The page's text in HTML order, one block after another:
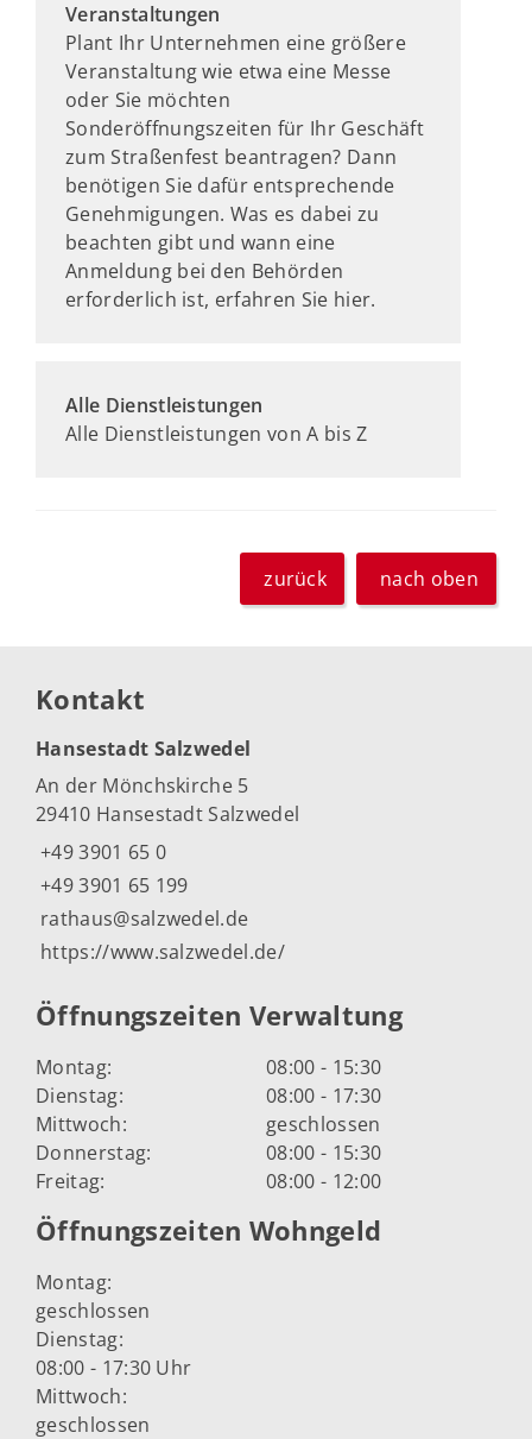
Veranstaltungen
Plant Ihr Unternehmen eine größere
Veranstaltung wie etwa eine Messe
oder Sie möchten
Sonderöffnungszeiten für Ihr Geschäft
zum Straßenfest beantragen? Dann
benötigen Sie dafür entsprechende
Genehmigungen. Was es dabei zu
beachten gibt und wann eine
Anmeldung bei den Behörden
erforderlich ist, erfahren Sie hier.
Alle Dienstleistungen
Alle Dienstleistungen von A bis Z
zurück nach oben
Kontakt
Hansestadt Salzwedel
An der Mönchskirche 5
29410 Hansestadt Salzwedel
+49 3901 65 0
+49 3901 65 199
rathaus@salzwedel.de
https://www.salzwedel.de/
Öffnungszeiten Verwaltung
Montag:
08:00 - 15:30
Dienstag:
08:00 - 17:30
Mittwoch:
geschlossen
Donnerstag:
08:00 - 15:30
Freitag:
08:00 - 12:00
Öffnungszeiten Wohngeld
Montag:
geschlossen
Dienstag:
08:00 - 17:30 Uhr
Mittwoch:
geschlossen